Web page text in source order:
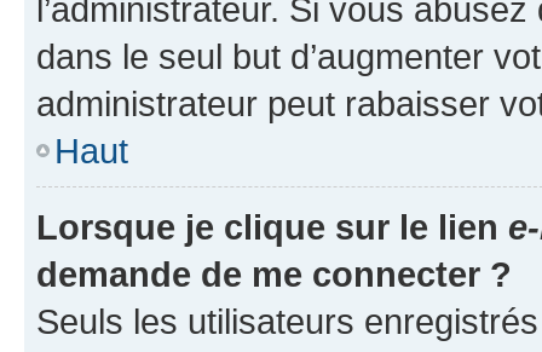
l’administrateur. Si vous
dans le seul but d’augmenter
administrateur peut rabaisser
Haut
Lorsque je clique sur le lien
demande de me connecter ?
Seuls les utilisateurs